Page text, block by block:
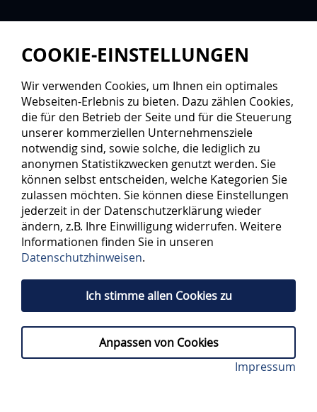
Jonas Stettmer trägt künftig wieder das Panther-
COOKIE-EINSTELLUNGEN
Wir verwenden Cookies, um Ihnen ein optimales
Webseiten-Erlebnis zu bieten. Dazu zählen Cookies,
die für den Betrieb der Seite und für die Steuerung
unserer kommerziellen Unternehmensziele
notwendig sind, sowie solche, die lediglich zu
anonymen Statistikzwecken genutzt werden. Sie
können selbst entscheiden, welche Kategorien Sie
zulassen möchten. Sie können diese Einstellungen
jederzeit in der Datenschutzerklärung wieder
ändern, z.B. Ihre Einwilligung widerrufen. Weitere
Informationen finden Sie in unseren
Datenschutzhinweisen.
Ich stimme allen Cookies zu
Anpassen von Cookies
Impressum